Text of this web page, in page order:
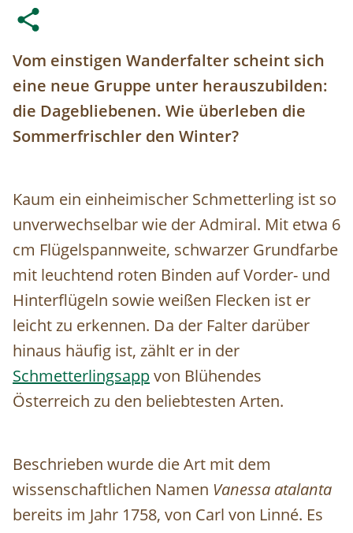
Vom einstigen Wanderfalter scheint sich
eine neue Gruppe unter herauszubilden:
die Dagebliebenen. Wie überleben die
Sommerfrischler den Winter?
Kaum ein einheimischer Schmetterling ist so
unverwechselbar wie der Admiral. Mit etwa 6
cm Flügelspannweite, schwarzer Grundfarbe
mit leuchtend roten Binden auf Vorder- und
Hinterflügeln sowie weißen Flecken ist er
leicht zu erkennen. Da der Falter darüber
hinaus häufig ist, zählt er in der
Schmetterlingsappvon Blühendes
Österreich zu den beliebtesten Arten.
Beschrieben wurde die Art mit dem
wissenschaftlichen Namen Vanessa atalanta
bereits im Jahr 1758, von Carl von Linné. Es